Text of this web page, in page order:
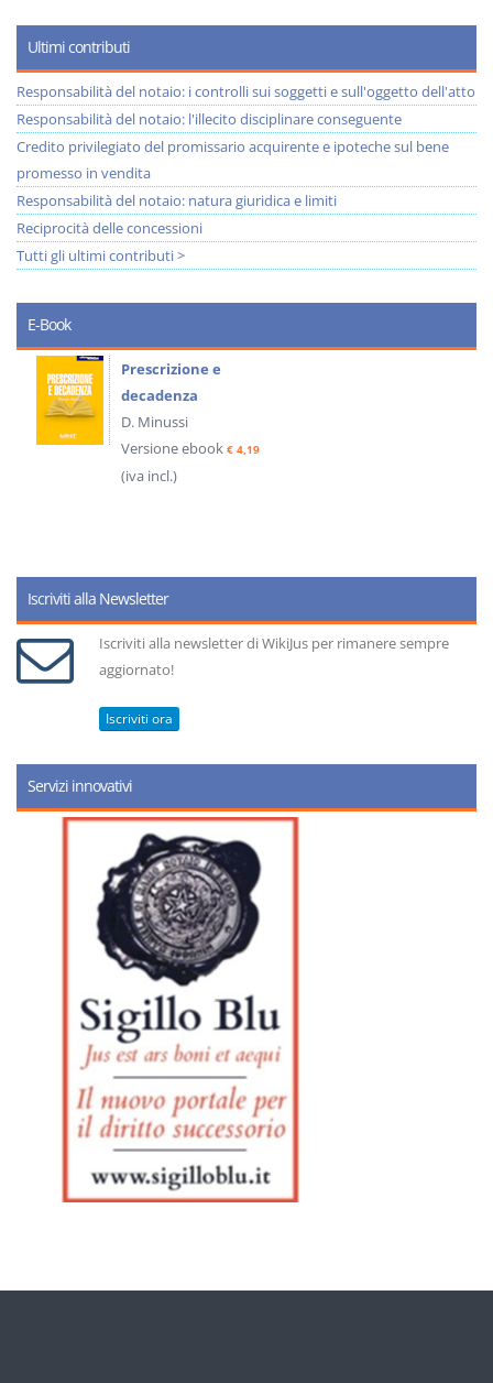
Ultimi contributi
Responsabilità del notaio: i controlli sui soggetti e sull'oggetto dell'atto
Responsabilità del notaio: l'illecito disciplinare conseguente
Credito privilegiato del promissario acquirente e ipoteche sul bene
promesso in vendita
Responsabilità del notaio: natura giuridica e limiti
Reciprocità delle concessioni
Tutti gli ultimi contributi >
E-Book
Prescrizione e
decadenza
D. Minussi
Versione ebook € 4,19
(iva incl.)
Iscriviti alla Newsletter
Iscriviti alla newsletter di WikiJus per rimanere sempre
aggiornato!
Iscriviti ora
Servizi innovativi